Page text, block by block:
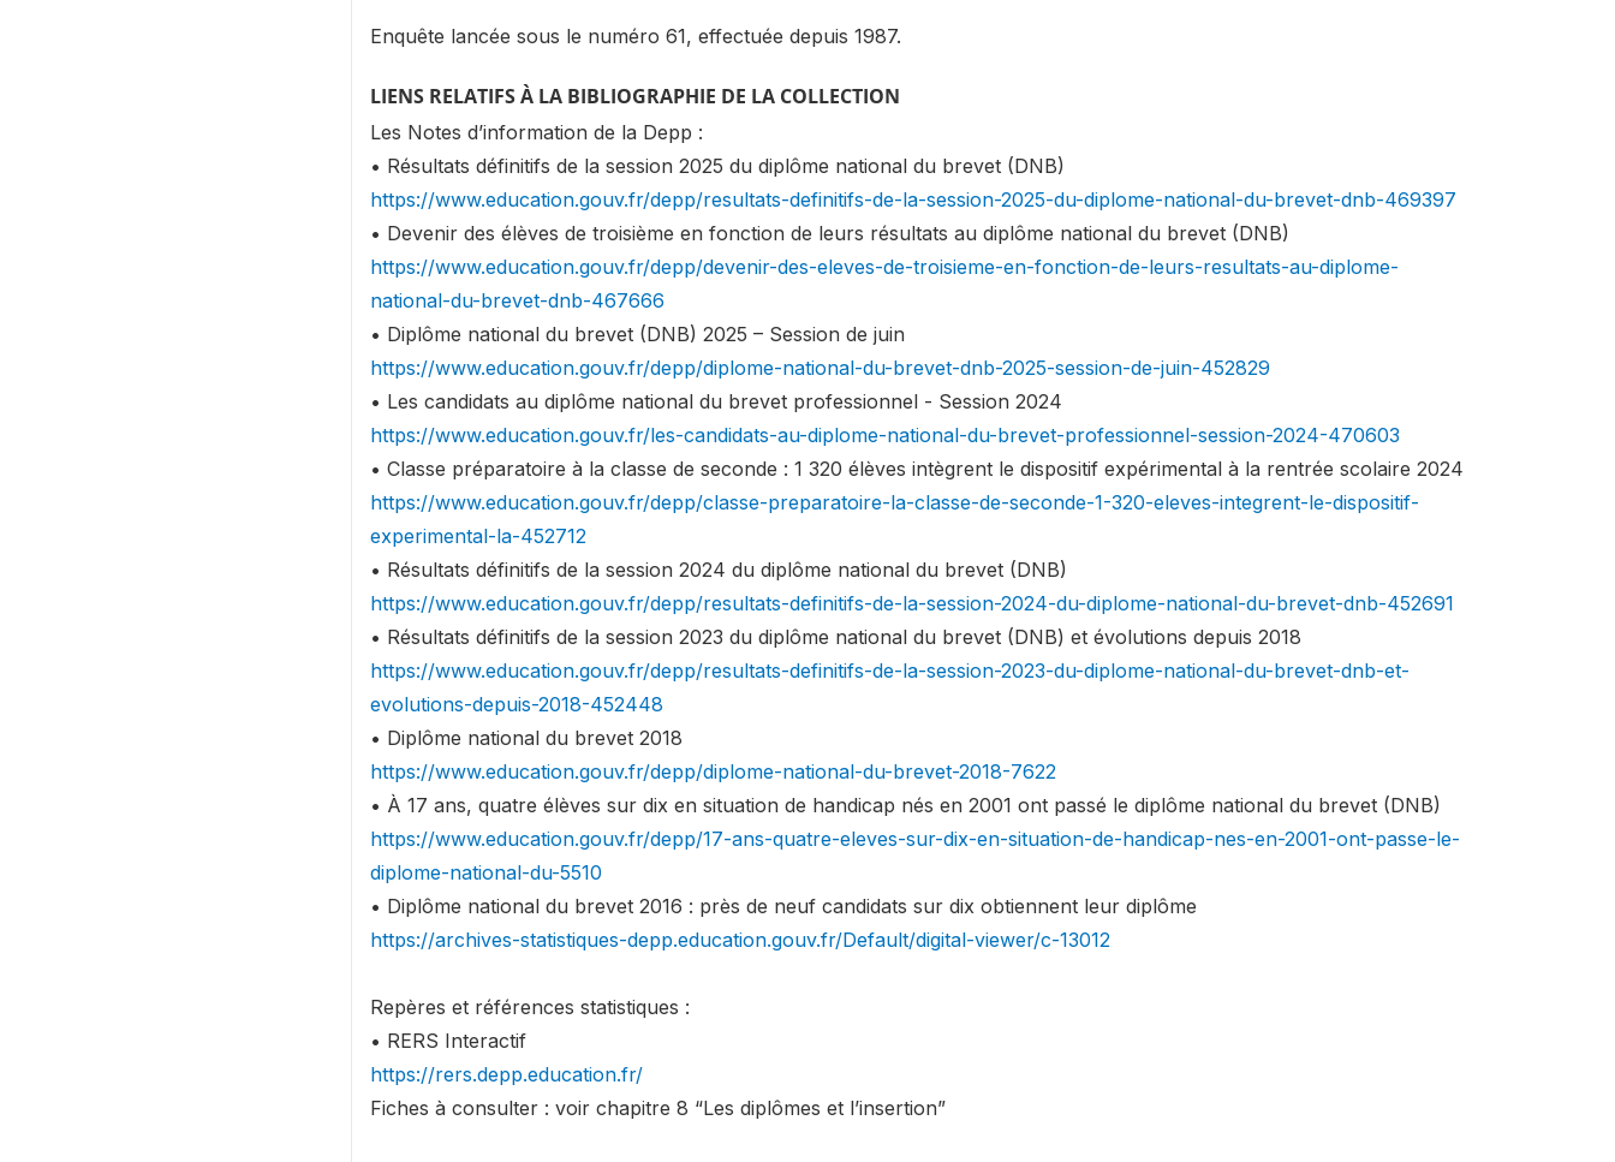
Enquête lancée sous le numéro 61, effectuée depuis 1987.
LIENS RELATIFS À LA BIBLIOGRAPHIE DE LA COLLECTION
Les Notes d’information de la Depp :
• Résultats définitifs de la session 2025 du diplôme national du brevet (DNB)
https://www.education.gouv.fr/depp/resultats-definitifs-de-la-session-2025-du-diplome-national-du-brevet-dnb-469397
• Devenir des élèves de troisième en fonction de leurs résultats au diplôme national du brevet (DNB)
https://www.education.gouv.fr/depp/devenir-des-eleves-de-troisieme-en-fonction-de-leurs-resultats-au-diplome-
national-du-brevet-dnb-467666
• Diplôme national du brevet (DNB) 2025 – Session de juin
https://www.education.gouv.fr/depp/diplome-national-du-brevet-dnb-2025-session-de-juin-452829
• Les candidats au diplôme national du brevet professionnel - Session 2024
https://www.education.gouv.fr/les-candidats-au-diplome-national-du-brevet-professionnel-session-2024-470603
• Classe préparatoire à la classe de seconde : 1 320 élèves intègrent le dispositif expérimental à la rentrée scolaire 2024
https://www.education.gouv.fr/depp/classe-preparatoire-la-classe-de-seconde-1-320-eleves-integrent-le-dispositif-
experimental-la-452712
• Résultats définitifs de la session 2024 du diplôme national du brevet (DNB)
https://www.education.gouv.fr/depp/resultats-definitifs-de-la-session-2024-du-diplome-national-du-brevet-dnb-452691
• Résultats définitifs de la session 2023 du diplôme national du brevet (DNB) et évolutions depuis 2018
https://www.education.gouv.fr/depp/resultats-definitifs-de-la-session-2023-du-diplome-national-du-brevet-dnb-et-
evolutions-depuis-2018-452448
• Diplôme national du brevet 2018
https://www.education.gouv.fr/depp/diplome-national-du-brevet-2018-7622
• À 17 ans, quatre élèves sur dix en situation de handicap nés en 2001 ont passé le diplôme national du brevet (DNB)
https://www.education.gouv.fr/depp/17-ans-quatre-eleves-sur-dix-en-situation-de-handicap-nes-en-2001-ont-passe-le-
diplome-national-du-5510
• Diplôme national du brevet 2016 : près de neuf candidats sur dix obtiennent leur diplôme
https://archives-statistiques-depp.education.gouv.fr/Default/digital-viewer/c-13012
Repères et références statistiques :
• RERS Interactif
https://rers.depp.education.fr/
Fiches à consulter : voir chapitre 8 “Les diplômes et l’insertion”